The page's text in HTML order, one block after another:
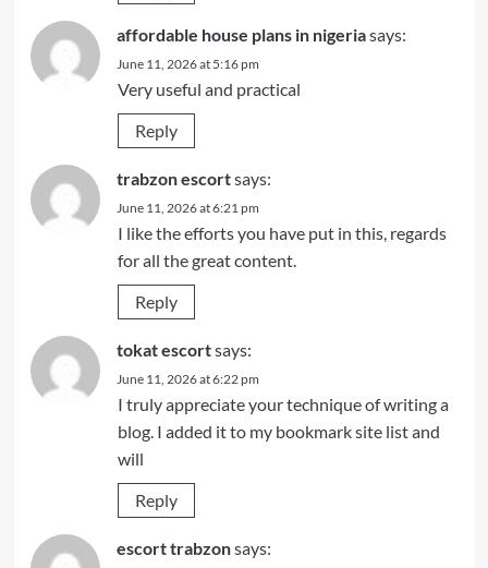
affordable house plans in nigeriasays:
June 11, 2026 at 5:16 pm
Very useful and practical
Reply
trabzon escortsays:
June 11, 2026 at 6:21 pm
I like the efforts you have put in this, regards
for all the great content.
Reply
tokat escortsays:
June 11, 2026 at 6:22 pm
I truly appreciate your technique of writing a
blog. I added it to my bookmark site list and
will
Reply
escort trabzonsays: